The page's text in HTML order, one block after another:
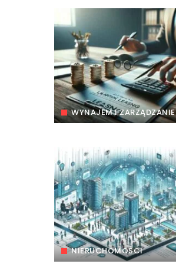
WYNAJEM I ZARZĄDZANIE
NIERUCHOMOŚCI